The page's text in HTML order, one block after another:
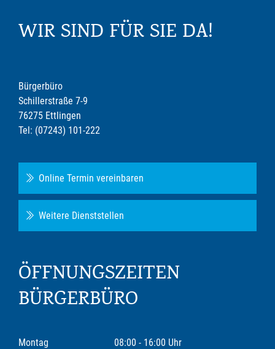
WIR SIND FÜR SIE DA!
Bürgerbüro
Schillerstraße 7-9
76275 Ettlingen
Tel: (07243) 101-222
Online Termin vereinbaren
Weitere Dienststellen
ÖFFNUNGSZEITEN
BÜRGERBÜRO
Montag
08:00 - 16:00 Uhr